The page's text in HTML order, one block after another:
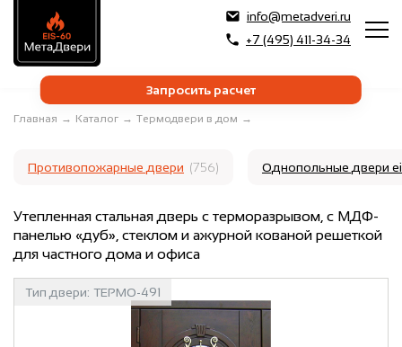
info@metadveri.ru
+7 (495) 411-34-34
Запросить расчет
Главная → Каталог → Термодвери в дом →
Противопожарные двери (756) Однопольные двери
Утепленная стальная дверь с терморазрывом, с МДФ-
панелью «дуб», стеклом и ажурной кованой решеткой
для частного дома и офиса
Тип двери: ТЕРМО-491